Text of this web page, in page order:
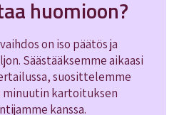
huomioon?
on iso päätös ja
Säästääksemme aikaasi
suosittelemme
minuutin kartoituksen
kanssa.